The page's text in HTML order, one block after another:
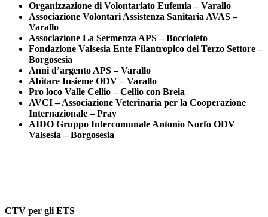
Organizzazione di Volontariato Eufemia – Varallo
Associazione Volontari Assistenza Sanitaria AVAS –
Varallo
Associazione La Sermenza APS – Boccioleto
Fondazione Valsesia Ente Filantropico del Terzo Settore –
Borgosesia
Anni d’argento APS – Varallo
Abitare Insieme ODV – Varallo
Pro loco Valle Cellio – Cellio con Breia
AVCI – Associazione Veterinaria per la Cooperazione
Internazionale – Pray
AIDO Gruppo Intercomunale Antonio Norfo ODV
Valsesia – Borgosesia
CTV per gli ETS